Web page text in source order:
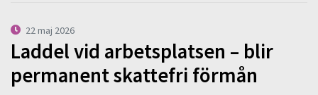
22 maj 2026
Laddel vid arbetsplatsen – blir
permanent skattefri förmån